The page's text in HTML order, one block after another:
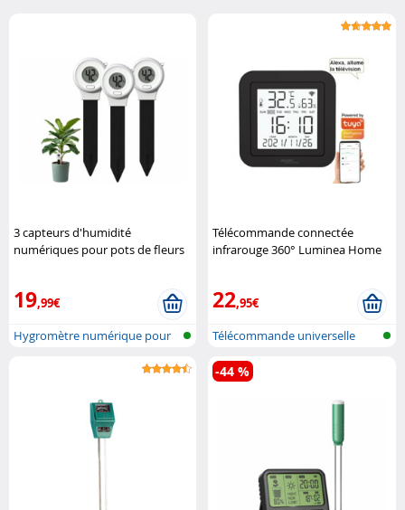
3 capteurs d'humidité
numériques pour pots de fleurs
19,99€
Hygromètre numérique pour
Télécommande connectée
infrarouge 360° Luminea Home
22,95€
Télécommande universelle
réseau san..
-44 %